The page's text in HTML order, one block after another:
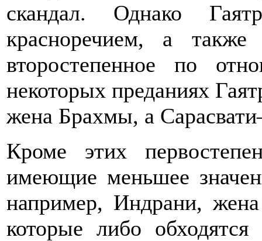
скандал. Однако
красноречием, а также
второстепенное по
некоторых преданиях
жена Брахмы, а
Кроме этих
имеющие меньшее
например, Индрани,
которые либо